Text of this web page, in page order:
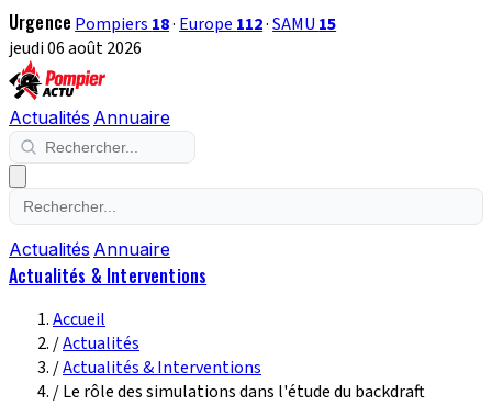
Urgence Pompiers 18· Europe 112·SAMU 15
jeudi 06 août 2026
Actualités Annuaire
Actualités Annuaire
Actualités & Interventions
Accueil
/Actualités
/Actualités & Interventions
/Le rôle des simulations dans l'étude du backdraft